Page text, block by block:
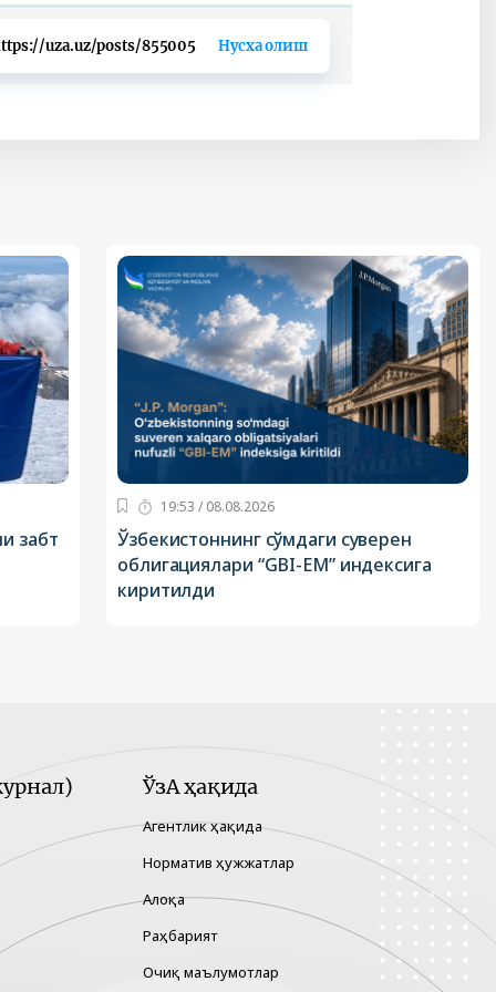
uza.uz/posts/855005 Нусха олиш
забт
19:53 / 08.08.2026
Ўзбекистоннинг сўмдаги суверен
облигациялари “GBI-EM” индексига
киритилди
ЎзА ҳақида
Агентлик ҳақида
Норматив ҳужжатлар
Алоқа
Раҳбарият
Очиқ маълумотлар